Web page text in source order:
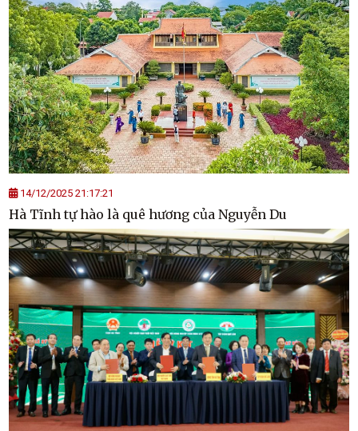
14/12/2025 21:17:21
Hà Tĩnh tự hào là quê hương của Nguyễn Du